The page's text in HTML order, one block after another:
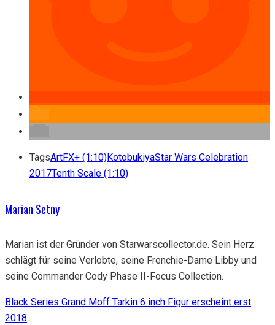
TagsArtFX+ (1:10)KotobukiyaStar Wars Celebration
2017Tenth Scale (1:10)
Marian Setny
Marian ist der Gründer von Starwarscollector.de. Sein Herz
schlägt für seine Verlobte, seine Frenchie-Dame Libby und
seine Commander Cody Phase II-Focus Collection.
Black Series Grand Moff Tarkin 6 inch Figur erscheint erst
2018